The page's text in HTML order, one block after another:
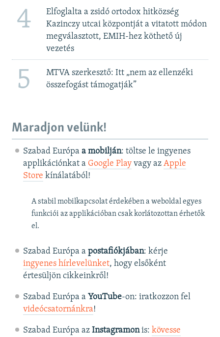
4
Elfoglalta a zsidó ortodox hitközség
Kazinczy utcai központját a vitatott módon
megválasztott, EMIH-hez köthető új
vezetés
5
MTVA szerkesztő: Itt „nem az ellenzéki
összefogást támogatják”
Maradjon velünk!
Szabad Európa a mobilján: töltse le ingyenes
applikációnkat a Google Playvagy az Apple
Store kínálatából!
A stabil mobilkapcsolat érdekében a weboldal egyes
funkciói az applikációban csak korlátozottan érhetők
el.
Szabad Európa a postafiókjában: kérje
ingyenes hírlevelünket, hogy elsőként
értesüljön cikkeinkről!
Szabad Európa a YouTube-on: iratkozzon fel
videócsatornánkra!
Szabad Európa az Instagramonis: kövesse